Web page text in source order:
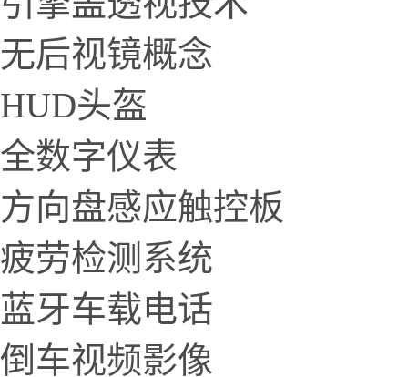
无后视镜概念
HUD头盔
全数字仪表
方向盘感应触控板
疲劳检测系统
蓝牙车载电话
倒车视频影像